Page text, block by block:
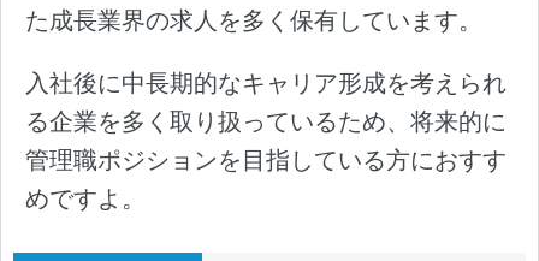
た成長業界の求人を多く保有しています。
入社後に中長期的なキャリア形成を考えられ
る企業を多く取り扱っているため、将来的に
管理職ポジションを目指している方におすす
めですよ。